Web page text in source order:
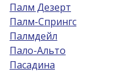
Палм Дезерт
Палм-Спрингс
Палмдейл
Пало-Альто
Пасадина